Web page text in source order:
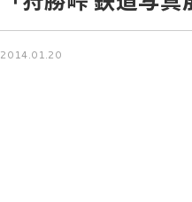
2014.01.20